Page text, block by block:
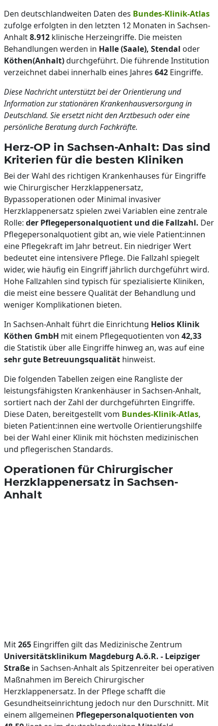
Den deutschlandweiten Daten des Bundes-Klinik-Atlas
zufolge erfolgten in den letzten 12 Monaten in Sachsen-
Anhalt8.912 klinische Herzeingriffe. Die meisten
Behandlungen werden in Halle (Saale), Stendal oder
Köthen(Anhalt)durchgeführt. Die führende Institution
verzeichnet dabei innerhalb eines Jahres 642 Eingriffe.
Diese Nachricht unterstützt bei der Orientierung und
Information zur stationären Krankenhaus­versorgung in
Deutschland. Sie ersetzt nicht den Arztbesuch oder eine
persönliche Beratung durch Fachkräfte.
Herz-OP in Sachsen-Anhalt: Das sind
Kriterien für die besten Kliniken
Bei der Wahl des richtigen Krankenhauses für Eingriffe
wie Chirurgischer Herzklappenersatz,
Bypassoperationen oder Minimal invasiver
Herzklappenersatz spielen zwei Variablen eine zentrale
Rolle: der Pflegepersonalquotient und die Fallzahl. Der
Pflegepersonalquotient gibt an, wie viele Patient:innen
eine Pflegekraft im Jahr betreut. Ein niedriger Wert
bedeutet eine intensivere Pflege. Die Fallzahl spiegelt
wider, wie häufig ein Eingriff jährlich durchgeführt wird.
Hohe Fallzahlen sind typisch für spezialisierte Kliniken,
die meist eine bessere Qualität der Behandlung und
weniger Komplikationen bieten.
In Sachsen-Anhalt führt die Einrichtung Helios Klinik
Köthen GmbH mit einem Pflegequotienten von 42,33
die Statistik über alle Eingriffe hinweg an, was auf eine
sehr gute Betreuungsqualität hinweist.
Die folgenden Tabellen zeigen eine Rangliste der
leistungsfähigsten Krankenhäuser in Sachsen-Anhalt,
sortiert nach der Zahl der durchgeführten Eingriffe.
Diese Daten, bereitgestellt vom Bundes-Klinik-Atlas,
bieten Patient:innen eine wertvolle Orientierungshilfe
bei der Wahl einer Klinik mit höchsten medizinischen
und pflegerischen Standards.
Operationen für Chirurgischer
Herzklappenersatz in Sachsen-
Anhalt
Mit265 Eingriffen gilt das Medizinische Zentrum
Universitätsklinikum Magdeburg A.ö.R. - Leipziger
Straße in Sachsen-Anhalt als Spitzenreiter bei operativen
Maßnahmen im Bereich Chirurgischer
Herzklappenersatz. In der Pflege schafft die
Gesundheitseinrichtung jedoch nur den Durschnitt. Mit
einem allgemeinen Pflegepersonalquotienten von